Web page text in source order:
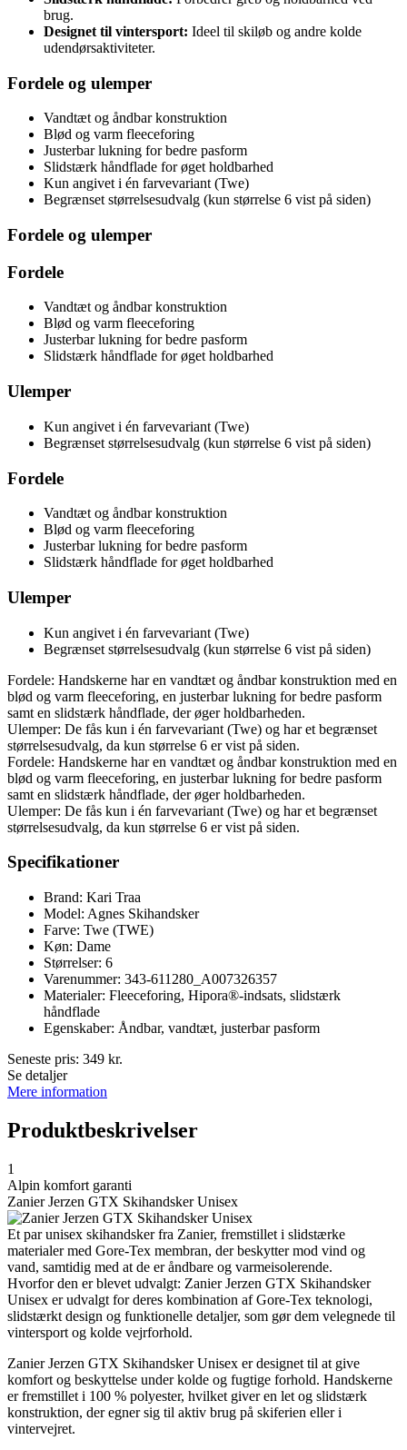
brug.
Designet til vintersport: Ideel til skiløb og andre kolde
udendørsaktiviteter.
Fordele og ulemper
Vandtæt og åndbar konstruktion
Blød og varm fleeceforing
Justerbar lukning for bedre pasform
Slidstærk håndflade for øget holdbarhed
Kun angivet i én farvevariant (Twe)
Begrænset størrelsesudvalg (kun størrelse 6 vist på siden)
Fordele og ulemper
Fordele
Vandtæt og åndbar konstruktion
Blød og varm fleeceforing
Justerbar lukning for bedre pasform
Slidstærk håndflade for øget holdbarhed
Ulemper
Kun angivet i én farvevariant (Twe)
Begrænset størrelsesudvalg (kun størrelse 6 vist på siden)
Fordele
Vandtæt og åndbar konstruktion
Blød og varm fleeceforing
Justerbar lukning for bedre pasform
Slidstærk håndflade for øget holdbarhed
Ulemper
Kun angivet i én farvevariant (Twe)
Begrænset størrelsesudvalg (kun størrelse 6 vist på siden)
Fordele: Handskerne har en vandtæt og åndbar konstruktion med en
blød og varm fleeceforing, en justerbar lukning for bedre pasform
samt en slidstærk håndflade, der øger holdbarheden.
Ulemper: De fås kun i én farvevariant (Twe) og har et begrænset
størrelsesudvalg, da kun størrelse 6 er vist på siden.
Fordele: Handskerne har en vandtæt og åndbar konstruktion med en
blød og varm fleeceforing, en justerbar lukning for bedre pasform
samt en slidstærk håndflade, der øger holdbarheden.
Ulemper: De fås kun i én farvevariant (Twe) og har et begrænset
størrelsesudvalg, da kun størrelse 6 er vist på siden.
Specifikationer
Brand: Kari Traa
Model: Agnes Skihandsker
Farve: Twe (TWE)
Køn: Dame
Størrelser: 6
Varenummer: 343-611280_A007326357
Materialer: Fleeceforing, Hipora®-indsats, slidstærk
håndflade
Egenskaber: Åndbar, vandtæt, justerbar pasform
Seneste pris: 349 kr.
Se detaljer
Mere information
Produktbeskrivelser
1
Alpin komfort garanti
Zanier Jerzen GTX Skihandsker Unisex
Et par unisex skihandsker fra Zanier, fremstillet i slidstærke
materialer med Gore-Tex membran, der beskytter mod vind og
vand, samtidig med at de er åndbare og varmeisolerende.
Hvorfor den er blevet udvalgt: Zanier Jerzen GTX Skihandsker
Unisex er udvalgt for deres kombination af Gore-Tex teknologi,
slidstærkt design og funktionelle detaljer, som gør dem velegnede til
vintersport og kolde vejrforhold.
Zanier Jerzen GTX Skihandsker Unisex er designet til at give
komfort og beskyttelse under kolde og fugtige forhold. Handskerne
er fremstillet i 100 % polyester, hvilket giver en let og slidstærk
konstruktion, der egner sig til aktiv brug på skiferien eller i
vintervejret.